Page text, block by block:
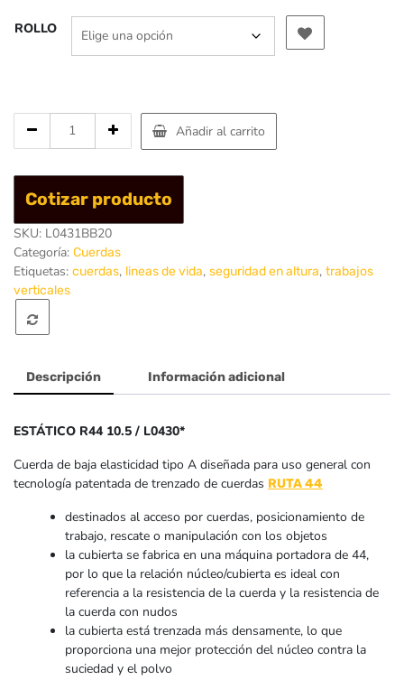
ROLLO
R44
Static
-
Singing
Rock
Añadir al carrito
Cotizar producto
SKU: L0431BB20
Categoría: Cuerdas
Etiquetas: cuerdas, lineas de vida, seguridad en altura, trabajos
verticales
Descripción Información adicional
ESTÁTICO R44 10.5 / L0430*
Cuerda de baja elasticidad tipo A diseñada para uso general con
tecnología patentada de trenzado de cuerdas RUTA 44
destinados al acceso por cuerdas, posicionamiento de
trabajo, rescate o manipulación con los objetos
la cubierta se fabrica en una máquina portadora de 44,
por lo que la relación núcleo/cubierta es ideal con
referencia a la resistencia de la cuerda y la resistencia de
la cuerda con nudos
la cubierta está trenzada más densamente, lo que
proporciona una mejor protección del núcleo contra la
suciedad y el polvo